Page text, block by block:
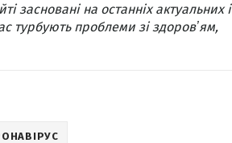
засновані на останніх актуальних і
турбують проблеми зі здоровʼям,